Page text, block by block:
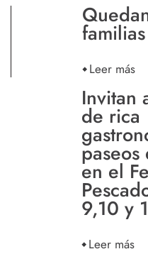
Leer más
Invitan
de rica
paseos
en el
9,10 y
Leer más